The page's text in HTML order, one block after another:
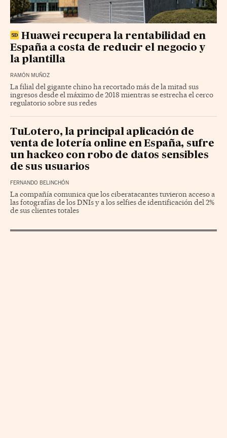
Huawei recupera la rentabilidad en
España a costa de reducir el negocio y
la plantilla
RAMÓN MUÑOZ
La filial del gigante chino ha recortado más de la mitad sus
ingresos desde el máximo de 2018 mientras se estrecha el cerco
regulatorio sobre sus redes
TuLotero, la principal aplicación de
venta de lotería online en España, sufre
un hackeo con robo de datos sensibles
de sus usuarios
FERNANDO BELINCHÓN
La compañía comunica que los ciberatacantes tuvieron acceso a
las fotografías de los DNIs y a los selfies de identificación del 2%
de sus clientes totales